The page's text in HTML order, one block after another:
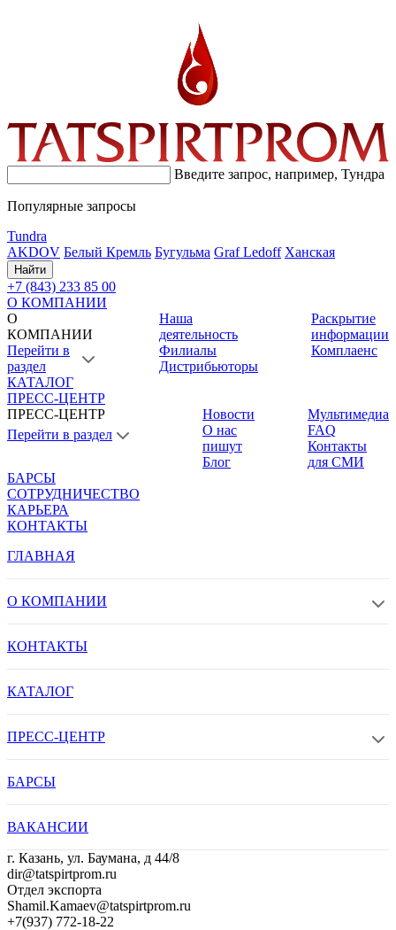
Введите запрос, например, Тундра
Популярные запросы
Tundra
AKDOV Белый Кремль Бугульма Graf Ledoff Ханская
Найти
+7 (843) 233 85 00
О КОМПАНИИ
О
КОМПАНИИ
Перейти в
раздел
Наша
деятельность
Филиалы
Дистрибьюторы
Раскрытие
информации
Комплаенс
КАТАЛОГ
ПРЕСС-ЦЕНТР
ПРЕСС-ЦЕНТР
Перейти в раздел
Новости
О нас
пишут
Блог
Мультимедиа
FAQ
Контакты
для СМИ
БАРСЫ
СОТРУДНИЧЕСТВО
КАРЬЕРА
КОНТАКТЫ
ГЛАВНАЯ
О КОМПАНИИ
КОНТАКТЫ
КАТАЛОГ
ПРЕСС-ЦЕНТР
БАРСЫ
ВАКАНСИИ
г. Казань, ул. Баумана, д 44/8
dir@tatspirtprom.ru
Отдел экспорта
Shamil.Kamaev@tatspirtprom.ru
+7(937) 772-18-22